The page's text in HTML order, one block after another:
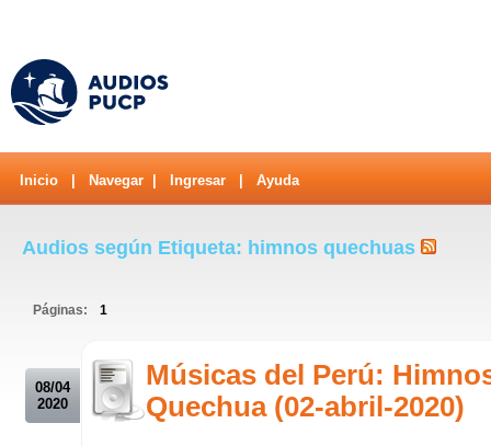
Inicio Navegar Ingresar Ayuda
Audios según Etiqueta: himnos quechuas
Páginas: 1
08/04
2020
Músicas del Perú:
Quechua (02-abril-2020)